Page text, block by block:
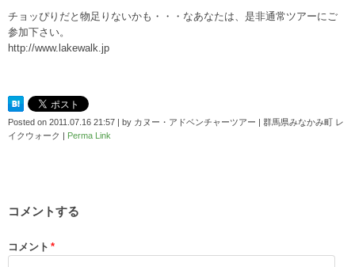
チョッぴりだと物足りないかも・・・なあなたは、是非通常ツアーにご
参加下さい。
http://www.lakewalk.jp
Posted on 2011.07.16 21:57 | by カヌー・アドベンチャーツアー | 群馬県みなかみ町 レ
イクウォーク | Perma Link
コメントする
コメント *